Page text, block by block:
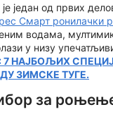
један од првих
Смарт ронилачки
водама,
у низу
НАЈБОЉИХ
ЗИМСКЕ ТУГЕ.
за